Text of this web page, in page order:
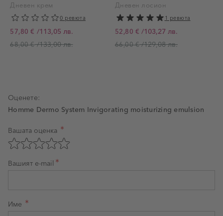
Дневен крем
0 ревюта
Промо цена
57,80 € /113,05 лв.
68,00 €/133,00 лв.
Дневен лосион
1 ревюта
Промо цена
52,80 € /103,27 лв.
66,00 €/129,08 лв.
Оценете:
Homme Dermo System Invigorating moisturizing emulsion
Оценка на продукт
Вашата оценка
Оценете с 1 звезда от 5
Оценете с 2 звезди от 5
Оценете с 3 звезди от 5
Оценете с 4 звезди от 5
Оценете с 5 звезди от 5
Вашият e-mail
Име